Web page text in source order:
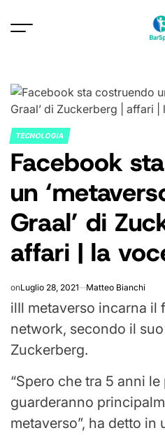
POSTED
IN
TECNOLOGIA
Facebook
un
Graal’ di
affari | la
onLuglio 28, 2021 Matteo Bianchi
ilIl metaverso incarna il
network, secondo il
Zuckerberg.
“Spero che tra 5 anni
guarderanno
metaverso”, ha detto in